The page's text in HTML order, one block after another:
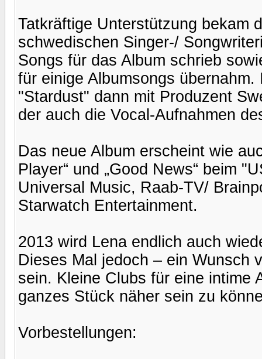
Tatkräftige Unterstützung bekam
schwedischen Singer-/
Songs für das Album schrieb
für einige Albumsongs
"Stardust" dann mit Produzent
der auch die Vocal-Aufnahmen
Das neue Album erscheint wie
Player“ und „Good News“ beim
Universal Music, Raab-TV/
Starwatch Entertainment.
2013 wird Lena endlich auch
Dieses Mal jedoch – ein Wunsch
sein. Kleine Clubs für eine intime
ganzes Stück näher sein zu
Vorbestellungen: